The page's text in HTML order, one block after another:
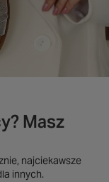
Masz
najciekawsze
innych.